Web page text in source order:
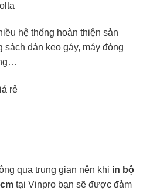
hệ thống hoàn thiện sản
sách dán keo gáy, máy đóng
qua trung gian nên khi in bộ
tại Vinpro bạn sẽ được đảm